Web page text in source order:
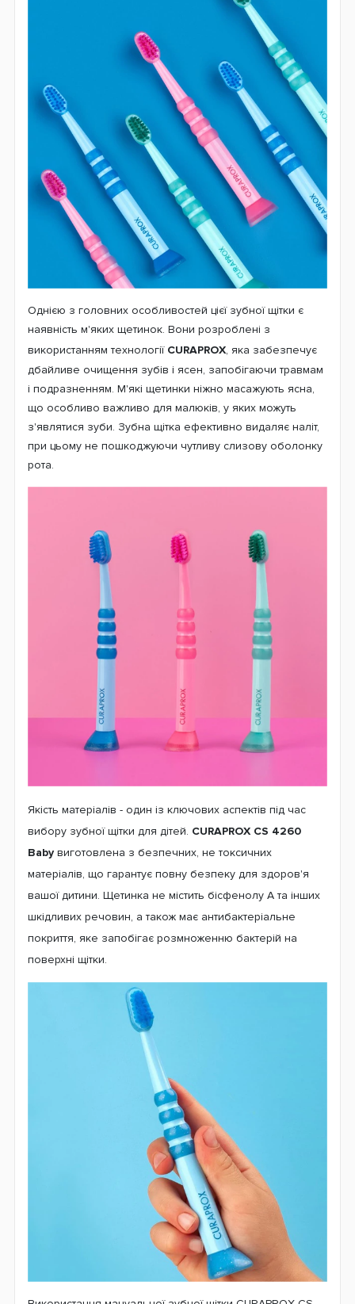
Однією з головних особливостей цієї зубної щітки є
наявність м'яких щетинок. Вони розроблені з
використанням технології CURAPROX, яка забезпечує
дбайливе очищення зубів і ясен, запобігаючи травмам
і подразненням. М'які щетинки ніжно масажують ясна,
що особливо важливо для малюків, у яких можуть
з'являтися зуби. Зубна щітка ефективно видаляє наліт,
при цьому не пошкоджуючи чутливу слизову оболонку
рота.
Якість матеріалів - один із ключових аспектів під час
вибору зубної щітки для дітей. CURAPROX CS 4260
Baby виготовлена з безпечних, не токсичних
матеріалів, що гарантує повну безпеку для здоров'я
вашої дитини. Щетинка не містить бісфенолу А та інших
шкідливих речовин, а також має антибактеріальне
покриття, яке запобігає розмноженню бактерій на
поверхні щітки.